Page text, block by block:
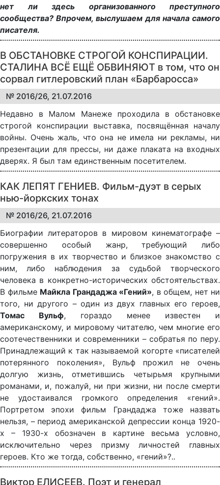
нет ли здесь организованного преступного
сообщества? Впрочем, выслушаем для начала самого
писателя.
В ОБСТАНОВКЕ СТРОГОЙ КОНСПИРАЦИИ.
СТАЛИНА ВСЁ ЕЩЁ ОБВИНЯЮТ в том, что он
сорвал гитлеровский план «Барбаросса»
№ 2016/26, 21.07.2016
Недавно в Малом Манеже проходила в обстановке
строгой конспирации выставка, посвящённая началу
войны. Очень жаль, что она не имела ни рекламы, ни
презентации для прессы, ни даже плаката на входных
дверях. Я был там единственным посетителем.
КАК ЛЕПЯТ ГЕНИЕВ. Фильм-дуэт в серых
нью-йоркских тонах
№ 2016/26, 21.07.2016
Биографии литераторов в мировом кинематографе –
совершенно особый жанр, требующий либо
погружения в их творчество и близкое знакомство с
ним, либо наблюдения за судьбой творческого
человека в конкретно-исторических обстоятельствах.
В фильме Майкла Грандаджа «Гений», в общем, нет ни
того, ни другого – один из двух главных его героев,
Томас Вульф, гораздо менее известен и
американскому, и мировому читателю, чем многие его
соотечественники и современники – собратья по перу.
Принадлежащий к так называемой когорте «писателей
потерянного поколения», Вульф прожил не очень
долгую жизнь, отметившись четырьмя крупными
романами, и, пожалуй, ни при жизни, ни после смерти
не удостаивался громкого определения «гений».
Портретом эпохи фильм Грандаджа тоже назвать
нельзя, – период американской депрессии конца 1920-
х – 1930-х обозначен в картине весьма условно,
исключительно через призму личностей главных
героев. Кто же тогда, собственно, «гений»?..
Виктор ЕЛИСЕЕВ. Поэт и генерал